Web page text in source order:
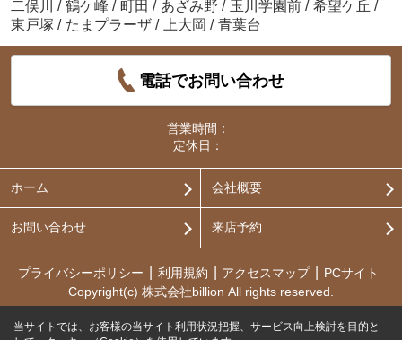
二俣川
/ 鶴ケ峰 / 町田 / あざみ野 / 玉川学園前 / 希望ケ丘 /
東戸塚 / たまプラーザ / 上大岡 / 青葉台
電話でお問い合わせ
営業時間：
定休日：
ホーム 会社概要
お問い合わせ 来店予約
プライバシーポリシー 利用規約 アクセスマップ
PCサイト
Copyright(c) 株式会社billion All rights reserved.
当サイトでは、お客様の当サイト利用状況把握、サービス向上検討を目的と